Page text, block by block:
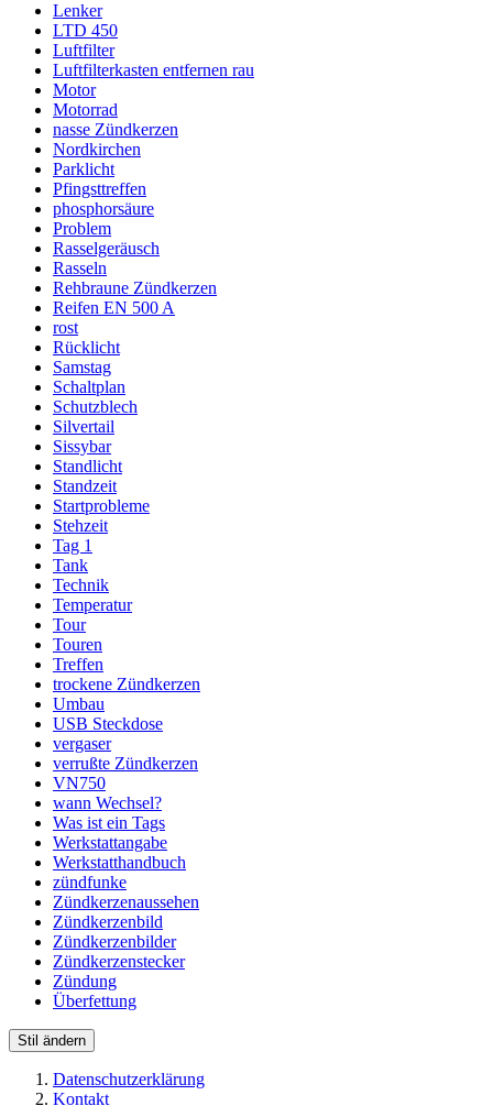
Lenker
LTD 450
Luftfilter
Luftfilterkasten entfernen rau
Motor
Motorrad
nasse Zündkerzen
Nordkirchen
Parklicht
Pfingsttreffen
phosphorsäure
Problem
Rasselgeräusch
Rasseln
Rehbraune Zündkerzen
Reifen EN 500 A
rost
Rücklicht
Samstag
Schaltplan
Schutzblech
Silvertail
Sissybar
Standlicht
Standzeit
Startprobleme
Stehzeit
Tag 1
Tank
Technik
Temperatur
Tour
Touren
Treffen
trockene Zündkerzen
Umbau
USB Steckdose
vergaser
verrußte Zündkerzen
VN750
wann Wechsel?
Was ist ein Tags
Werkstattangabe
Werkstatthandbuch
zündfunke
Zündkerzenaussehen
Zündkerzenbild
Zündkerzenbilder
Zündkerzenstecker
Zündung
Überfettung
Stil ändern
Datenschutzerklärung
Kontakt